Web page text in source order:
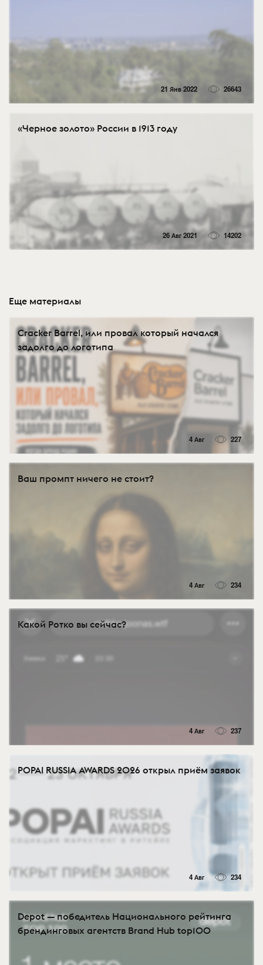
21 Янв 2022 26643
«Черное золото» России в 1913 году
26 Авг 2021 14202
Еще материалы
Cracker Barrel, или провал который начался
задолго до логотипа
4 Авг 227
Ваш промпт ничего не стоит?
4 Авг 234
Какой Ротко вы сейчас?
4 Авг 237
POPAI RUSSIA AWARDS 2026 открыл приём заявок
4 Авг 234
Depot — победитель Национального рейтинга
брендинговых агентств Brand Hub top100